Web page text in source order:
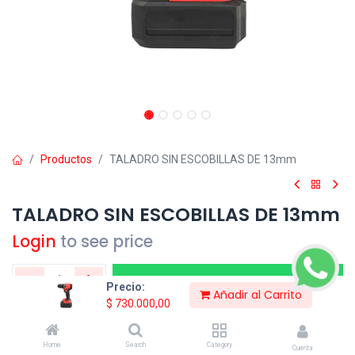
Precio:
$ 730.000,00
Añadir al Carrito
Home Search Category Cuenta
Productos TALADRO SIN ESCOBILLAS DE 13mm
TALADRO SIN ESCOBILLAS DE 13mm
Login to see price
Consultar Precio
Compartir: